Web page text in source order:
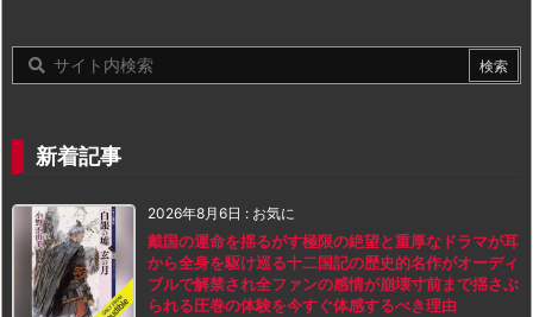
新着記事
2026年8月6日 : お気に
戴国の運命を揺るがす極限の絶望と重厚なドラマが耳
から全身を駆け巡る十二国記の歴史的名作がオーディ
ブルで解禁され全ファンの感情が崩壊寸前まで揺さぶ
られる圧巻の体験を今すぐ体感するべき理由